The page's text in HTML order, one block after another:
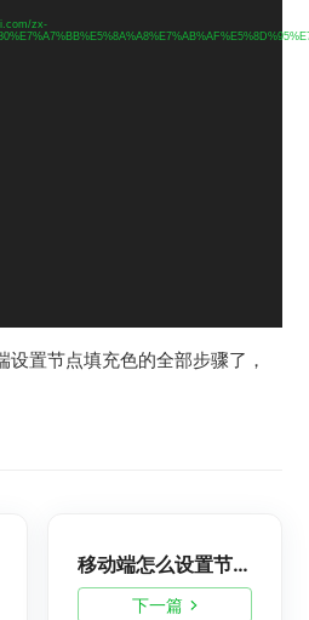
zx-
置节点填充色的全部步骤了，
下一篇
移动端怎么设置节点的填充色？